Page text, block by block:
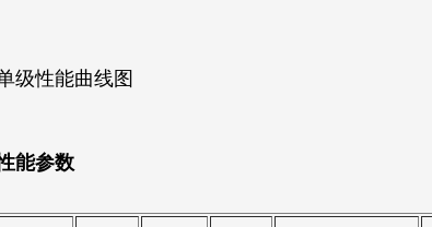
级性能曲线图
能参数